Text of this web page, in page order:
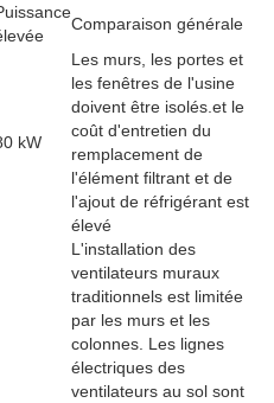
Comparaison générale
kW
Les murs, les portes et
les fenêtres de l'usine
doivent être isolés.et le
coût d'entretien du
remplacement de
l'élément filtrant et de
l'ajout de réfrigérant est
élevé
L'installation des
ventilateurs muraux
traditionnels est limitée
par les murs et les
colonnes. Les lignes
électriques des
ventilateurs au sol sont